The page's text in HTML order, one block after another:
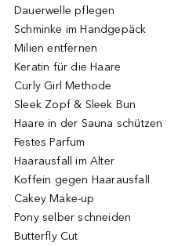
Dauerwelle pflegen
Schminke im Handgepäck
Milien entfernen
Keratin für die Haare
Curly Girl Methode
Sleek Zopf & Sleek Bun
Haare in der Sauna schützen
Festes Parfum
Haarausfall im Alter
Koffein gegen Haarausfall
Cakey Make-up
Pony selber schneiden
Butterfly Cut